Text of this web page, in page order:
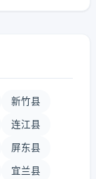
新竹县
连江县
屏东县
宜兰县